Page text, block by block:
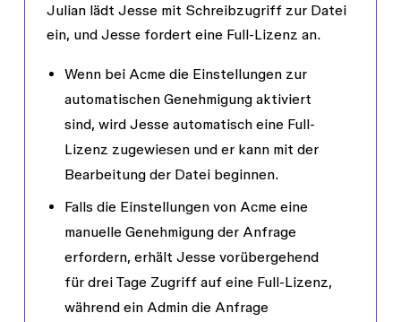
Julian lädt Jesse mit Schreibzugriffzur Datei
ein, und Jesse fordert eine Full-Lizenz an.
Wenn bei Acme die Einstellungen zur
automatischen Genehmigung aktiviert
sind, wird Jesse automatisch eine Full-
Lizenz zugewiesen und er kann mit der
Bearbeitung der Datei beginnen.
Falls die Einstellungen von Acme eine
manuelle Genehmigung der Anfrage
erfordern, erhält Jesse vorübergehend
für drei Tage Zugriff auf eine Full-Lizenz,
während ein Admin die Anfrage